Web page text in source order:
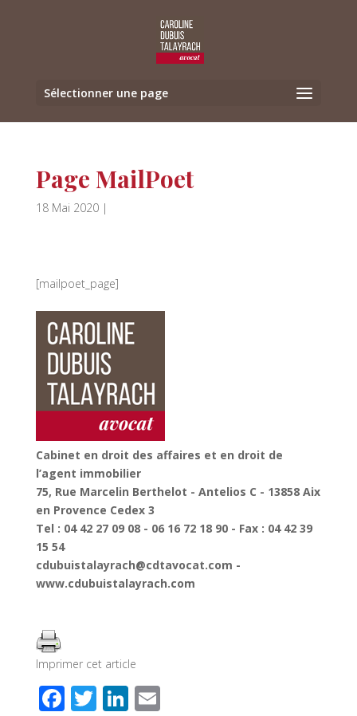
Sélectionner une page
Page MailPoet
18 Mai 2020|
[mailpoet_page]
Cabinet en droit des affaires et en droit de
l’agent immobilier
75, Rue Marcelin Berthelot - Antelios C - 13858 Aix
en Provence Cedex 3
Tel : 04 42 27 09 08 - 06 16 72 18 90 - Fax : 04 42 39
15 54
cdubuistalayrach@cdtavocat.com -
www.cdubuistalayrach.com
Imprimer cet article
F T Li E